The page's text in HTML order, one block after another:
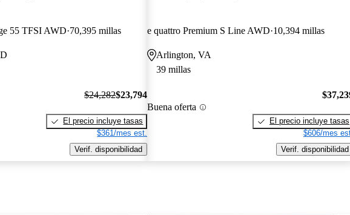
55 TFSI AWD 70,395 millas
$24,282$23,794
El precio incluye tasas
$361/mes est.
Verif. disponibilidad
e quattro Premium S Line AWD 10,394 millas
Arlington, VA
39 millas
Buena oferta
El precio incluye tasas
$606/mes
Verif. disponibilidad